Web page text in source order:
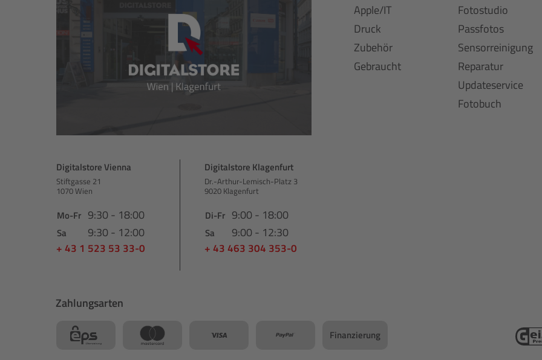
Digitalstore Vienna
Stiftgasse 21
1070 Wien
Mo-Fr 9:30 - 18:00
Sa 9:30 - 12:00
+ 43 1 523 53 33-0
Digitalstore Klagenfurt
Dr.-Arthur-Lemisch-Platz 3
9020 Klagenfurt
Di-Fr 9:00 - 18:00
Sa 9:00 - 12:30
+ 43 463 304 353-0
Apple/IT
Druck
Zubehör
Gebraucht
Fotostudio
Passfotos
Sensorreinigung
Reparatur
Updateservice
Fotobuch
Zahlungsarten
Finanzierung